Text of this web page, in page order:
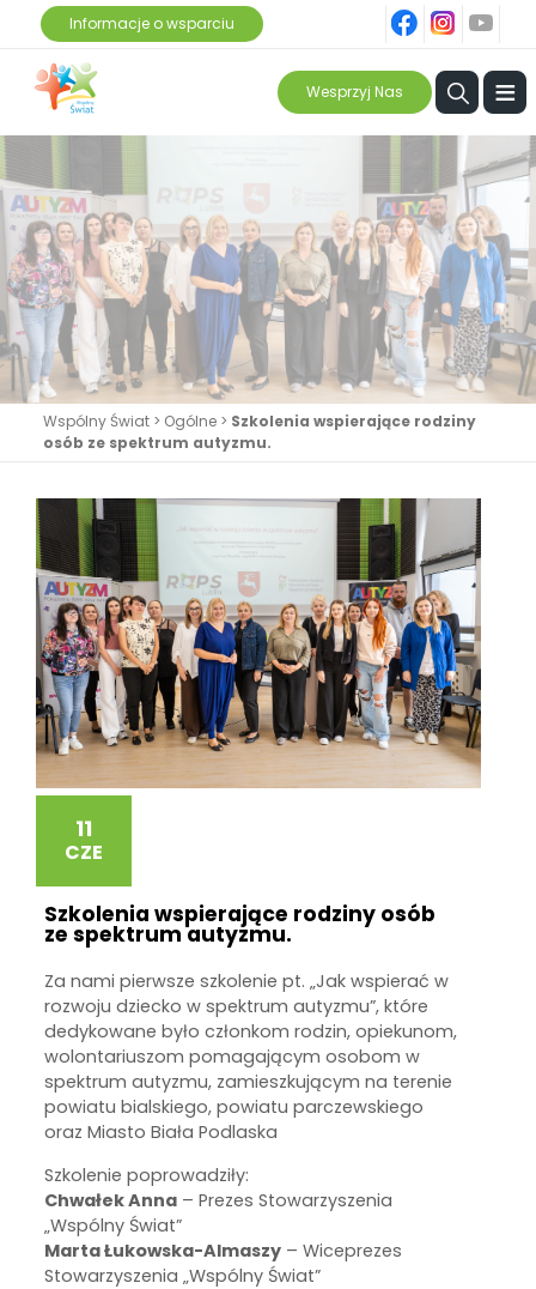
Informacje o wsparciu
ins
Wesprzyj Nas ≡
Wspólny Świat > Ogólne > Szkolenia wspierające rodziny
osób ze spektrum autyzmu.
11
CZE
Szkolenia wspierające rodziny osób
ze spektrum autyzmu.
Za nami pierwsze szkolenie pt. „Jak wspierać w
rozwoju dziecko w spektrum autyzmu”, które
dedykowane było członkom rodzin, opiekunom,
wolontariuszom pomagającym osobom w
spektrum autyzmu, zamieszkującym na terenie
powiatu bialskiego, powiatu parczewskiego
oraz Miasto Biała Podlaska
Szkolenie poprowadziły:
Chwałek Anna – Prezes Stowarzyszenia
„Wspólny Świat”
Marta Łukowska-Almaszy – Wiceprezes
Stowarzyszenia „Wspólny Świat”